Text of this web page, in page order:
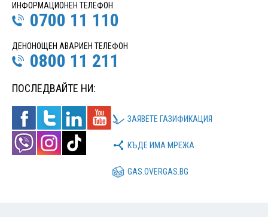
ИНФОРМАЦИОНЕН ТЕЛЕФОН
0700 11 110
ДЕНОНОЩЕН АВАРИЕН ТЕЛЕФОН
0800 11 211
ПОСЛЕДВАЙТЕ НИ:
ЗАЯВЕТЕ ГАЗИФИКАЦИЯ
КЪДЕ ИМА МРЕЖА
GAS.OVERGAS.BG